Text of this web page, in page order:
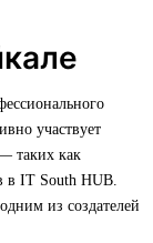
участвует
таких как
в IT South HUB.
из создателей